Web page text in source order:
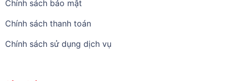
Chính sách bảo mật
Chính sách thanh toán
Chính sách sử dụng dịch vụ